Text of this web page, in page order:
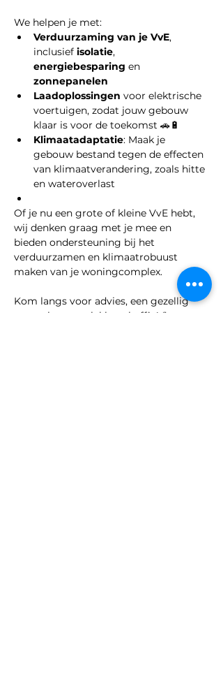
We helpen je met:
Verduurzaming van je VvE,
inclusief isolatie,
energiebesparing en
zonnepanelen
Laadoplossingen voor elektrische
voertuigen, zodat jouw gebouw
klaar is voor de toekomst 🚗🔋
Klimaatadaptatie: Maak je
gebouw bestand tegen de effecten
van klimaatverandering, zoals hitte
en wateroverlast
Of je nu een grote of kleine VvE hebt,
wij denken graag met je mee en
bieden ondersteuning bij het
verduurzamen en klimaatrobuust
maken van je woningcomplex.
Kom langs voor advies, een gezellig
gesprek en een lekkere koffie! ☕